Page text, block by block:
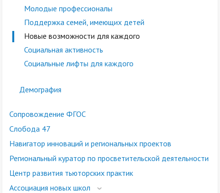
Молодые профессионалы
Поддержка семей, имеющих детей
Новые возможности для каждого
Социальная активность
Социальные лифты для каждого
Демография
Сопровождение ФГОС
Слобода 47
Навигатор инноваций и региональных проектов
Региональный куратор по просветительской деятельности
Центр развития тьюторских практик
Ассоциация новых школ